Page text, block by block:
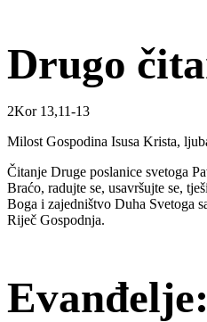
Drugo
2Kor 13,11-13
Milost Gospodina Isusa Krista,
Čitanje Druge poslanice svetoga
Braćo, radujte se, usavršujte se,
Boga i zajedništvo Duha Svetoga
Riječ Gospodnja.
Evanđelje: